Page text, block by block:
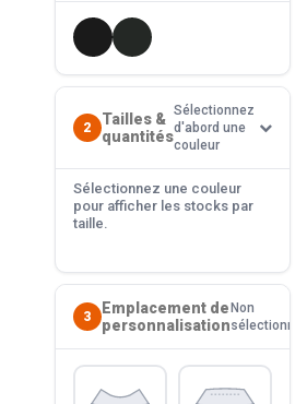
2
Tailles &
quantités
Sélectionnez
d'abord une
couleur
Sélectionnez une couleur
pour afficher les stocks par
taille.
3
Emplacement de
personnalisation
Non
sélectionné